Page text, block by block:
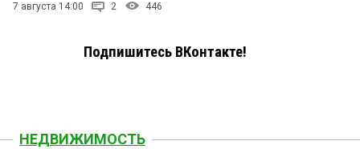
7 августа 14:00 2 446
Подпишитесь ВКонтакте!
НЕДВИЖИМОСТЬ